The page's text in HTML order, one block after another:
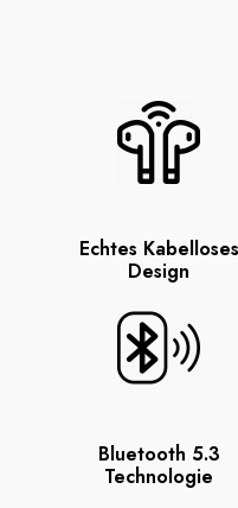
Echtes Kabelloses
Design
Bluetooth 5.3
Technologie